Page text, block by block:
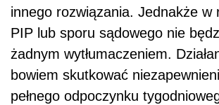
innego rozwiązania. Jednakże w
PIP lub sporu sądowego nie
żadnym wytłumaczeniem.
bowiem skutkować
pełnego odpoczynku